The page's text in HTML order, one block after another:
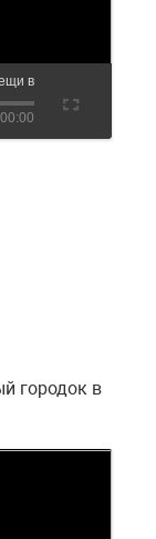
в снесенных
00:00
городок в